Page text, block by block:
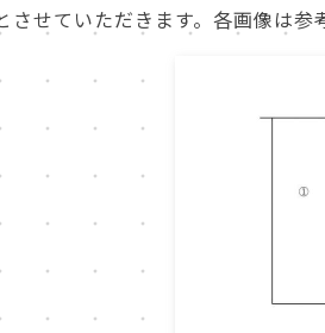
せていただきます。各画像は参